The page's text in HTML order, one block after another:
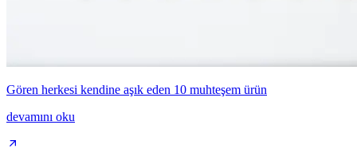
Gören herkesi kendine aşık eden 10 muhteşem ürün
devamını oku